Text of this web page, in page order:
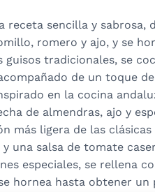
receta sencilla y sabrosa,
romero y ajo, y se
guisos tradicionales, se
de un toque
en la cocina
de almendras, ajo y
más ligera de las
una salsa de tomate
especiales, se rellena
hornea hasta obtener